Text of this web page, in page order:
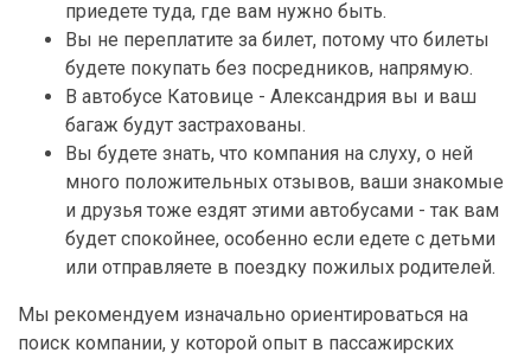
приедете туда, где вам нужно быть.
Вы не переплатите за билет, потому что билеты
будете покупать без посредников, напрямую.
В автобусе Катовице - Александрия вы и ваш
багаж будут застрахованы.
Вы будете знать, что компания на слуху, о ней
много положительных отзывов, ваши знакомые
и друзья тоже ездят этими автобусами - так вам
будет спокойнее, особенно если едете с детьми
или отправляете в поездку пожилых родителей.
Мы рекомендуем изначально ориентироваться на
поиск компании, у которой опыт в пассажирских